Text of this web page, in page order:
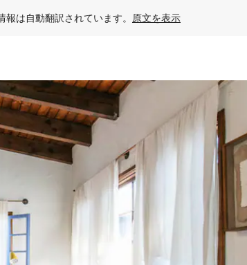
報は自動翻訳されています。 原文を表示
チまたはスワイプして検索結果を確認することがで